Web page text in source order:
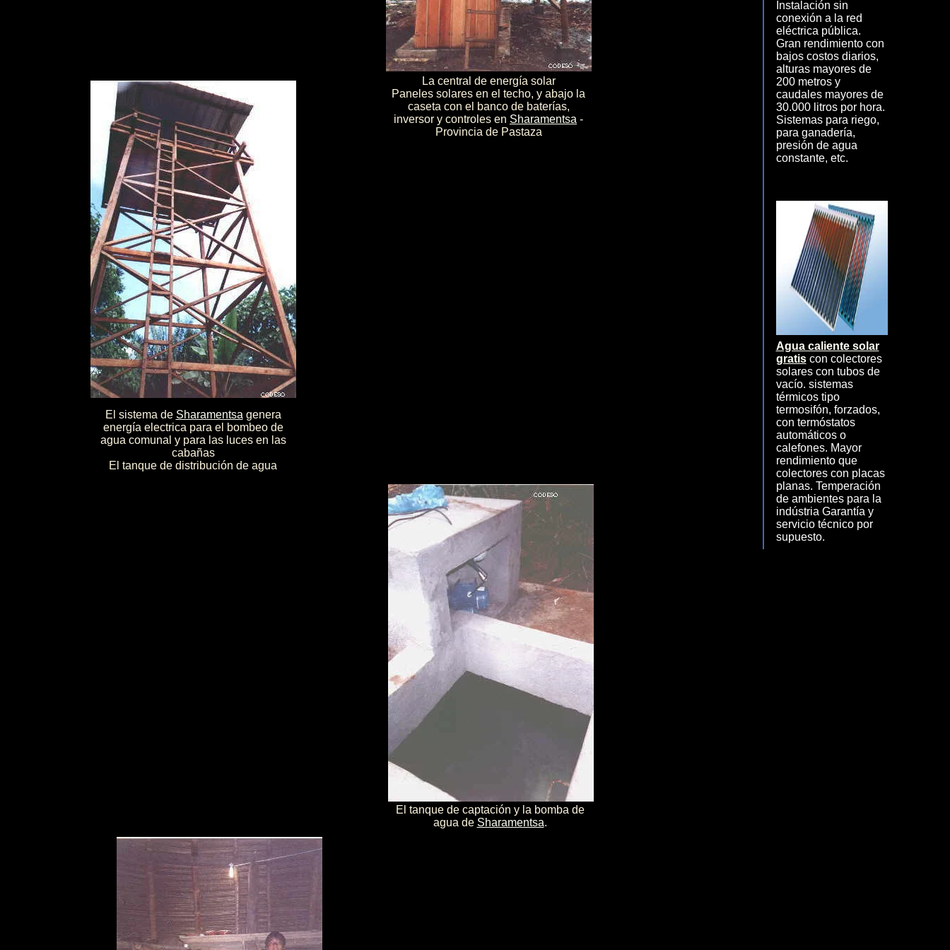
La central de energía solar
Paneles solares en el techo, y abajo la
caseta con el banco de baterías,
inversor y controles en Sharamentsa -
Provincia de Pastaza
El sistema de Sharamentsa genera
energía electrica para el bombeo de
agua comunal y para las luces en las
cabañas
El tanque de distribución de agua
El tanque de captación y la bomba de
agua de Sharamentsa.
Agua caliente solar
gratis con colectores
solares con tubos de
vacío. sistemas
térmicos tipo
termosifón, forzados,
con termóstatos
automáticos o
calefones. Mayor
rendimiento que
colectores con placas
planas. Temperación
de ambientes para la
indústria Garantía y
servicio técnico por
supuesto.
Instalación sin
conexión a la red
eléctrica pública.
Gran rendimiento con
bajos costos diarios,
alturas mayores de
200 metros y
caudales mayores de
30.000 litros por hora.
Sistemas para riego,
para ganadería,
presión de agua
constante, etc.